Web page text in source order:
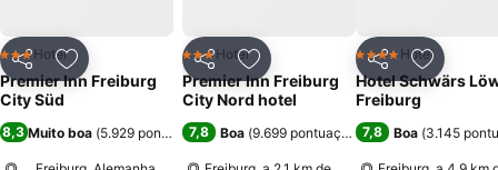
PartilharAdicionar aos favoritos
3 Estrelas
Hotel
Premier Inn Freiburg
City Süd
8,3 Muito boa (5.929 pontuações )
PartilharAdicionar aos favoritos
3 Estrelas
Hotel
Premier Inn Freiburg
City Nord hotel
7,8 Boa (9.699 pontuações)
Partilhar
4 EstrelasHotel
Hotel Schwärs
Freiburg
7,8 Boa (3.145